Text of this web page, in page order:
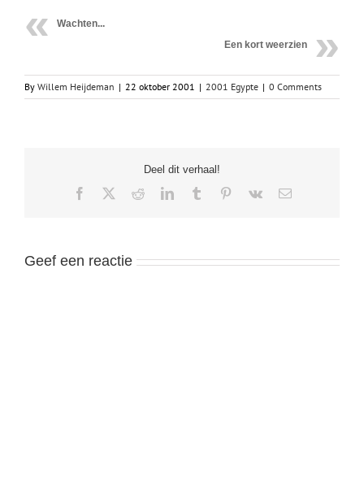
Wachten...
Een kort weerzien
By Willem Heijdeman | 22 oktober 2001 | 2001 Egypte | 0 Comments
Deel dit verhaal!
Facebook RedditLinkedInTumblr Pinterest
Vk Email
Geef een reactie